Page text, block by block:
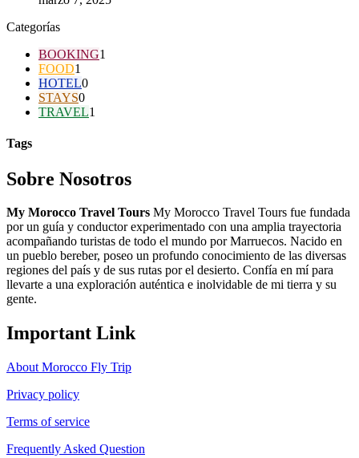
Categorías
BOOKING1
FOOD1
HOTEL0
STAYS0
TRAVEL1
Tags
Sobre Nosotros
My Morocco Travel Tours My Morocco Travel Tours fue fundada
por un guía y conductor experimentado con una amplia trayectoria
acompañando turistas de todo el mundo por Marruecos. Nacido en
un pueblo bereber, poseo un profundo conocimiento de las diversas
regiones del país y de sus rutas por el desierto. Confía en mí para
llevarte a una exploración auténtica e inolvidable de mi tierra y su
gente.
Important Link
About Morocco Fly Trip
Privacy policy
Terms of service
Frequently Asked Question